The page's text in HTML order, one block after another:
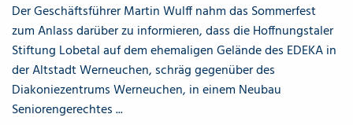
Der Geschäftsführer Martin Wulff nahm das Sommerfest
zum Anlass darüber zu informieren, dass die Hoffnungstaler
Stiftung Lobetal auf dem ehemaligen Gelände des EDEKA in
der Altstadt Werneuchen, schräg gegenüber des
Diakoniezentrums Werneuchen, in einem Neubau
Seniorengerechtes ...